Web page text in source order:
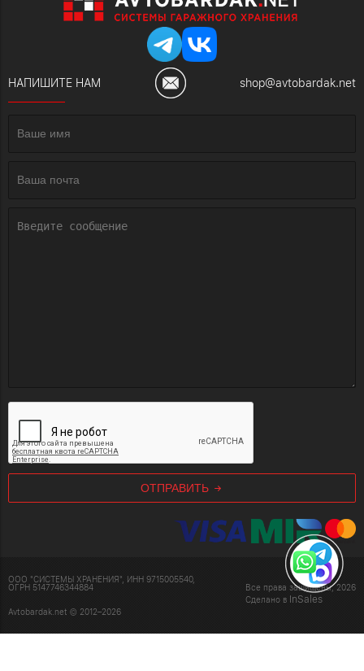
НАПИШИТЕ НАМ shop@avtobardak.net
ОТПРАВИТЬ
ООО "СИСТЕМЫ ХРАНЕНИЯ", ИНН 9715005540,
ОГРН 5147746344884
Avtobardak.net © 2012–2026
Все права защищены, 2026
Сделано в InSales